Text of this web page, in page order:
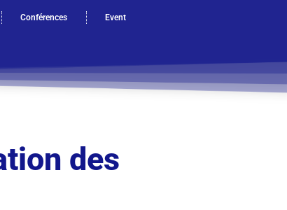
Conférences Event
des